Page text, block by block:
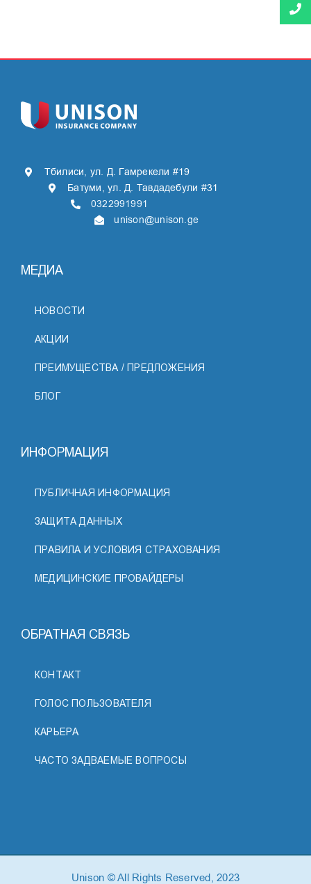
Тбилиси, ул. Д. Гамрекели #19
Батуми, ул. Д. Тавдадебули #31
0322991991
unison@unison.ge
МЕДИА
НОВОСТИ
АКЦИИ
ПРЕИМУЩЕСТВА / ПРЕДЛОЖЕНИЯ
БЛОГ
ИНФОРМАЦИЯ
ПУБЛИЧНАЯ ИНФОРМАЦИЯ
ЗАЩИТА ДАННЫХ
ПРАВИЛА И УСЛОВИЯ СТРАХОВАНИЯ
МЕДИЦИНСКИЕ ПРОВАЙДЕРЫ
ОБРАТНАЯ СВЯЗЬ
КОНТАКТ
ГОЛОС ПОЛЬЗОВАТЕЛЯ
КАРЬЕРА
ЧАСТО ЗАДВАЕМЫЕ ВОПРОСЫ
Unison © All Rights Reserved, 2023